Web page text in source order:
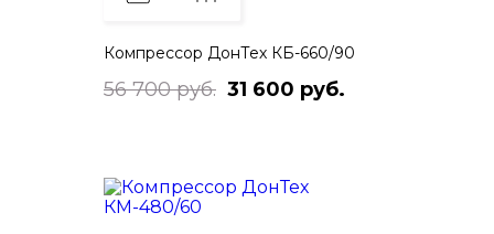
Компрессор ДонТех КБ-660/90
56 700 руб. 31 600 руб.